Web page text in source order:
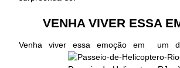
VENHA VIVER ESSA
Venha viver essa emoçãoem um